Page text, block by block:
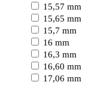
15,57 mm
15,65 mm
15,7 mm
16 mm
16,3 mm
16,60 mm
17,06 mm